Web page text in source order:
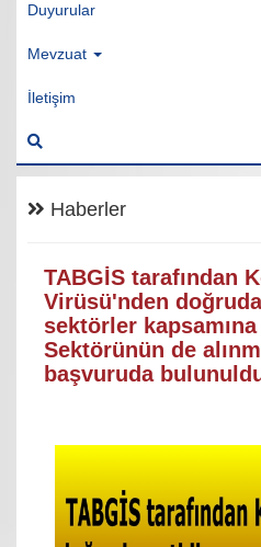
Duyurular
Mevzuat
İletişim
Haberler
TABGİS tarafından
Virüsü'nden
sektörler kapsamına
Sektörünün de
başvuruda